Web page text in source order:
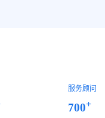
服务顾问
700+